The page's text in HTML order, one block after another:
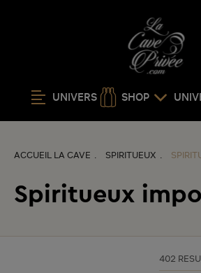
UNIVERS SHOP
ACCUEIL LA CAVE SPIRITUEUX
Spiritueux
402